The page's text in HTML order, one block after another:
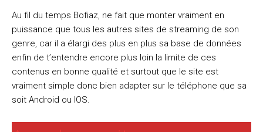
Au fil du temps Bofiaz, ne fait que monter vraiment en
puissance que tous les autres sites de streaming de son
genre, car il a élargi des plus en plus sa base de données
enfin de t’entendre encore plus loin la limite de ces
contenus en bonne qualité et surtout que le site est
vraiment simple donc bien adapter sur le téléphone que sa
soit Android ou IOS.